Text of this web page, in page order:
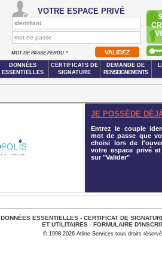
VOTRE ESPACE PRIVÉ
MOT DE PASSE PERDU ?
DONNÉES
ESSENTIELLES
CERTIFICATS DE
SIGNATURE
DEMANDE DE
RENSEIGNEMENTS
JE POSSÈDE
Entrez le couple
mot de passe que
choisi lors de
votre espace privé
sur "Valider"
DONNÉES ESSENTIELLES- CERTIFICAT DE
ET UTILITAIRES - FORMULAIRE
© 1998-2026 Atline Services tous droits